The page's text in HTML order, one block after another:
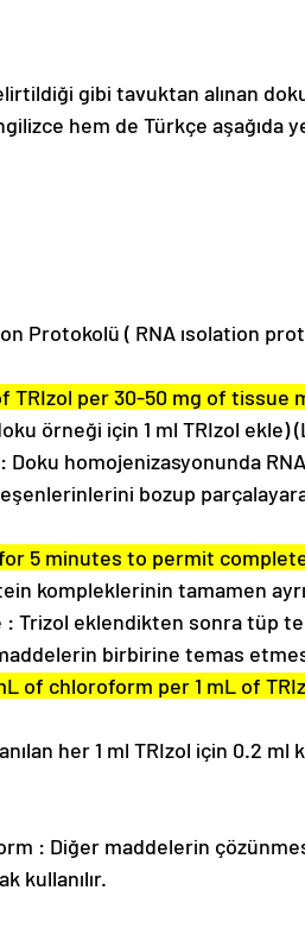
gibi tavuktan alınan
hem de Türkçe aşağıda
Protokolü ( RNA ısolation
TRIzol per 30-50 mg of tissue
örneği için 1 ml TRIzol ekle)
: Doku homojenizasyonunda
bozup
5 minutes to permit
kompleklerinin tamamen
: Trizol eklendikten sonra tüp
birbirine temas
of chloroform per 1 mL of
her 1 ml TRIzol için 0.2
: Diğer maddelerin
kullanılır.